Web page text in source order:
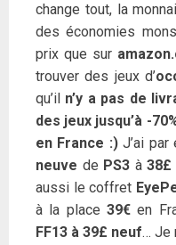
change tout, la
des économies
prix que sur
trouver des jeux d’
qu’il n’y a pas de
des jeux jusqu’à -
en France :)J’ai par
neuve de PS3 à38£
aussi le coffret
à la place39€ en
FF13 à 39£ neuf… Je